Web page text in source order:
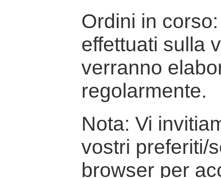
Ordini in
effettuati sulla
verranno
regolarmente.
Nota: Vi
vostri preferiti/
browser per